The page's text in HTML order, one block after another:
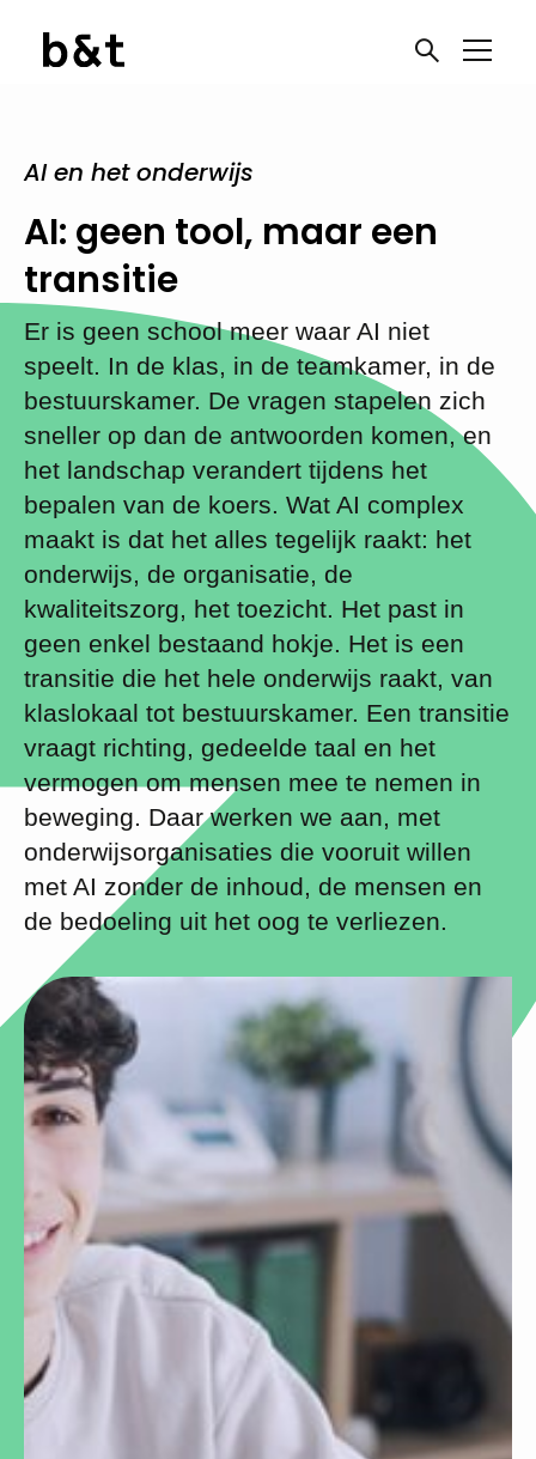
AI en het onderwijs
AI: geen tool, maar een
transitie
Er is geen school meer waar AI niet
speelt. In de klas, in de teamkamer, in de
bestuurskamer. De vragen stapelen zich
sneller op dan de antwoorden komen, en
het landschap verandert tijdens het
bepalen van de koers. Wat AI complex
maakt is dat het alles tegelijk raakt: het
onderwijs, de organisatie, de
kwaliteitszorg, het toezicht. Het past in
geen enkel bestaand hokje. Het is een
transitie die het hele onderwijs raakt, van
klaslokaal tot bestuurskamer. Een transitie
vraagt richting, gedeelde taal en het
vermogen om mensen mee te nemen in
beweging. Daar werken we aan, met
onderwijsorganisaties die vooruit willen
met AI zonder de inhoud, de mensen en
de bedoeling uit het oog te verliezen.